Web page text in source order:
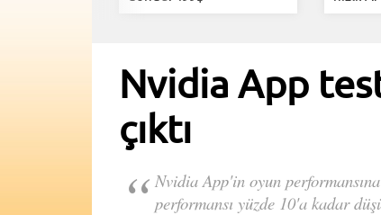
Nvidia App
çıktı
Nvidia App'in oyun
performansı yüzde 10'a kadar